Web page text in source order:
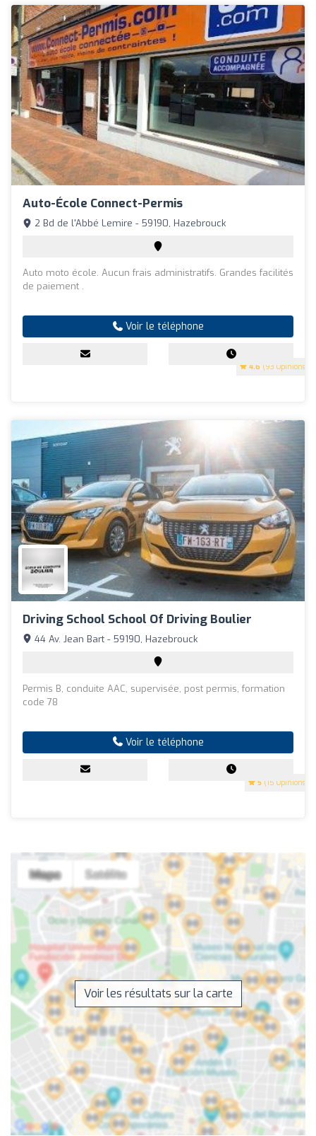
Auto-École Connect-Permis
4.6 (93 Opinions)
2 Bd de l'Abbé Lemire - 59190, Hazebrouck
Auto moto école. Aucun frais administratifs. Grandes facilités
de paiement .
Voir le téléphone
Driving School School Of Driving Boulier
5 (15 Opinions)
44 Av. Jean Bart - 59190, Hazebrouck
Permis B, conduite AAC, supervisée, post permis, formation
code 78
Voir le téléphone
Voir les résultats sur la carte